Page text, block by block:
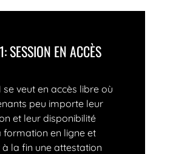
SESSION EN ACCÈS
se veut en accès libre où
peu importe leur
et leur disponibilité
formation en ligne et
à la fin une attestation